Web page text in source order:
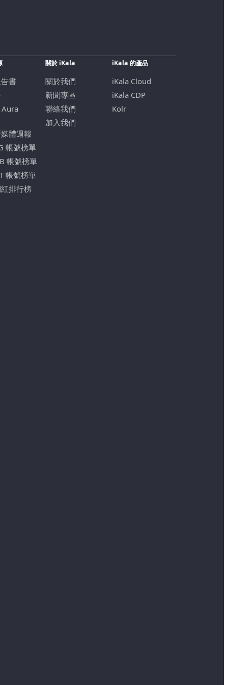
書
體週報
帳號榜單
帳號榜單
帳號榜單
排行榜
關於 iKala
關於我們
新聞專區
聯絡我們
加入我們
iKala 的產品
iKala Cloud
iKala CDP
Kolr